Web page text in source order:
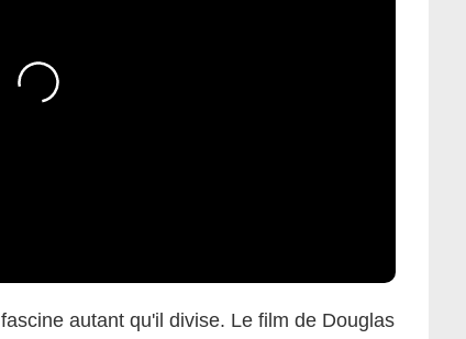
fascine autant qu'il divise. Le film de Douglas